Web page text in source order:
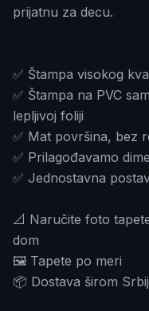
prijatnu za decu.
✅ Štampa visokog
✅ Štampa na PVC
lepljivoj foliji
✅ Mat površina, bez
✅ Prilagođavamo
✅ Jednostavna
📐 Naručite foto
dom
🖼️ Tapete po meri
📦 Dostava širom